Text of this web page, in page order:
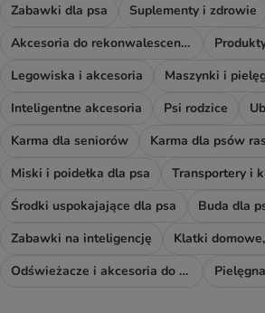
Zabawki dla psa
Suplementy i zdrowie
Akcesoria do rekonwalescencji
Legowiska i akcesoria
Maszynki i
Inteligentne akcesoria
Psi rodzice
Karma dla seniorów
Karma dla psów
Miski i poidełka dla psa
Środki uspokajające dla psa
Buda dla
Zabawki na inteligencję
Odświeżacze i akcesoria do sprzątania